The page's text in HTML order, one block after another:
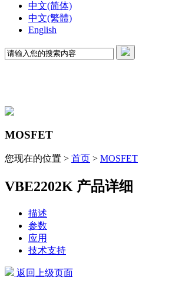
中文(简体)
中文(繁體)
English
MOSFET
您现在的位置 > 首页 > MOSFET
VBE2202K 产品详细
描述
参数
应用
技术支持
返回上级页面